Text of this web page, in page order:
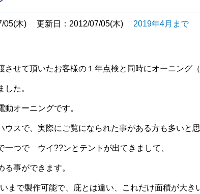
05(木) 更新日：2012/07/05(木) 2019年4月まで
させて頂いたお客様の１年点検と同時にオーニング
した。
動オーニングです。
ウスで、実際にご覧になられた事がある方も多いと
一つで ウイ??ンとテントが出てきまして、
る事ができます。
まで製作可能で、庇とは違い、これだけ面積が大き